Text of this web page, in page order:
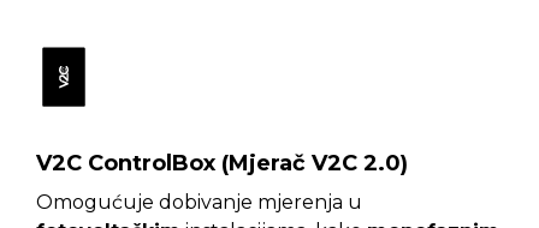
V2C ControlBox (Mjerač V2C 2.0)
Omogućuje dobivanje mjerenja u